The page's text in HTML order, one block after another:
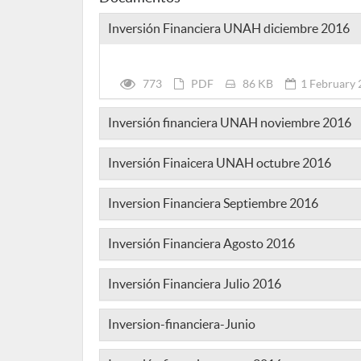
Inversión Financiera UNAH diciembre 2016
773 PDF 86 KB 1 February
Inversión financiera UNAH noviembre 2016
Inversión Finaicera UNAH octubre 2016
Inversion Financiera Septiembre 2016
Inversión Financiera Agosto 2016
Inversión Financiera Julio 2016
Inversion-financiera-Junio